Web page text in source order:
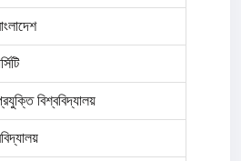
বিশ্ববিদ্যালয়